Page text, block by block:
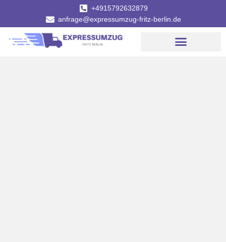
+4915792632879
anfrage@expressumzug-fritz-berlin.de